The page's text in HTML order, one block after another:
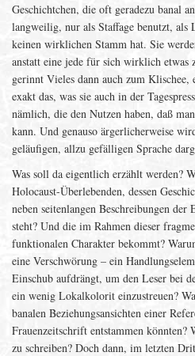
Geschichtchen, die oft geradezu banal
langweilig, nur als Staffage benutzt, als
keinen wirklichen Stamm hat. Sie
anstatt eine jede für sich wirklich etwas
gerinnt Vieles dann auch zum Klischee,
exakt das, was sie auch in der
nämlich, die den Nutzen haben, daß
kann. Und genauso ärgerlicherweise
geläufigen, allzu gefälligen Sprache
Was soll da eigentlich erzählt werden?
Holocaust-Überlebenden, dessen
neben seitenlangen Beschreibungen
steht? Und die im Rahmen dieser
funktionalen Charakter bekommt?
eine Verschwörung – ein
Einschub aufdrängt, um den Leser bei
ein wenig Lokalkolorit einzustreuen?
banalen Beziehungsansichten einer
Frauenzeitschrift entstammen könnten?
zu schreiben? Doch dann, im letzten